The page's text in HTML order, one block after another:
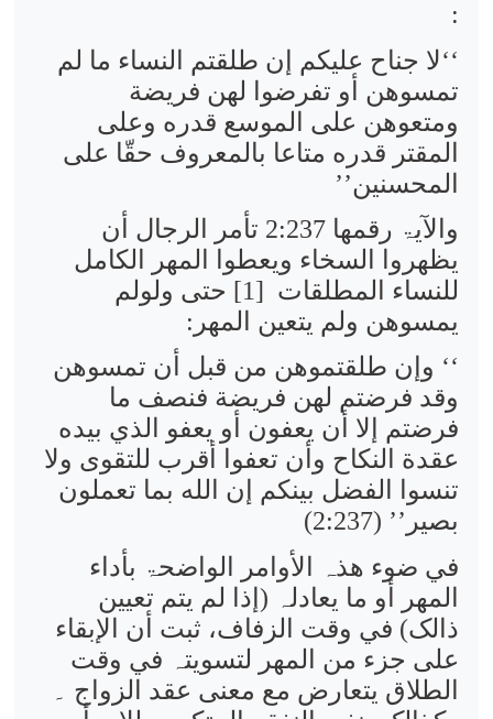
:
‘‘لا جناح عليكم إن طلقتم النساء ما لم
تمسوهن أو تفرضوا لهن فريضة
ومتعوهن على الموسع قدره وعلى
المقتر قدره متاعا بالمعروف حقّا على
المحسنين’’
والآیۃ رقمھا 2:237 تأمر الرجال أن
یظھروا السخاء ویعطوا المھر الکامل
للنساء المطلقات
[1] حتی ولولم
یمسوھن ولم یتعین المھر:
‘‘ وإن طلقتموهن من قبل أن تمسوهن
وقد فرضتم لهن فريضة فنصف ما
فرضتم إلا أن يعفون أو يعفو الذي بيده
عقدة النكاح وأن تعفوا أقرب للتقوى ولا
تنسوا الفضل بينكم إن الله بما تعملون
بصير’’ (2:237)
في ضوء ھذہ الأوامر الواضحۃ بأداء
المھر أو ما یعادلہ (إذا لم یتم تعیین
ذالک) في وقت الزفاف، ثبت أن الإبقاء
علی جزء من المھر لتسویتہ في وقت
الطلاق یتعارض مع معنی عقد الزواج ۔